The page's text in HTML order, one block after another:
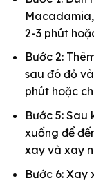
2-3 phút
Bước 2:
sau đó đỏ
phút hoặc
Bước 5: Sau
xuống để
xay và xay
Bước 6: